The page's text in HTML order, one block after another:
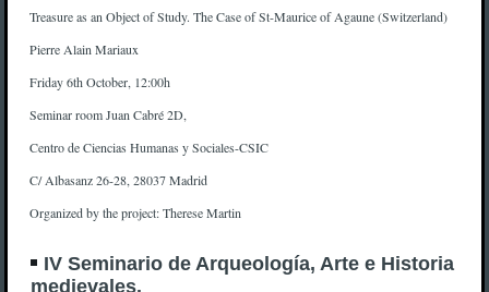
Treasure as an Object of Study. The Case of St-Maurice of Agaune (Switzerland)
Pierre Alain Mariaux
Friday 6th October, 12:00h
Seminar room Juan Cabré 2D,
Centro de Ciencias Humanas y Sociales-CSIC
C/ Albasanz 26-28, 28037 Madrid
Organized by the project: Therese Martin
IV Seminario de Arqueología, Arte e Historia
medievales.